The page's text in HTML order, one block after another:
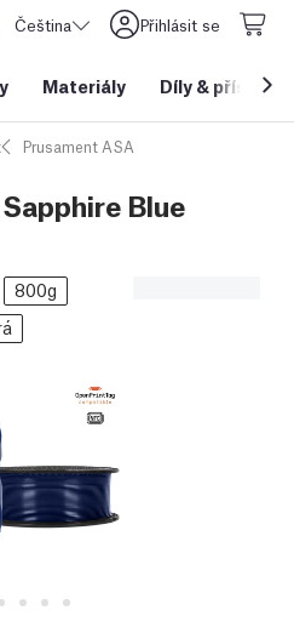
americké
Čeština Přihlásit se
Materiály Díly &
Prusament ASA
Blue
800g